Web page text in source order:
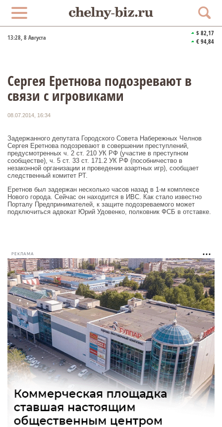
13:28, 8 Августа
$ 82,17
€ 94,84
Сергея Еретнова подозревают в
связи с игровиками
08.07.2014, 16:34
Задержанного депутата Городского Совета Набережных Челнов
Сергея Еретнова подозревают в совершении преступлений,
предусмотренных ч. 2 ст. 210 УК РФ (участие в преступном
сообществе), ч. 5 ст. 33 ст. 171.2 УК РФ (пособничество в
незаконной организации и проведении азартных игр), сообщает
следственный комитет РТ.
Еретнов был задержан несколько часов назад в 1-м комплексе
Нового города. Сейчас он находится в ИВС. Как стало известно
Порталу Предпринимателей, к защите подозреваемого может
подключиться адвокат Юрий Удовенко, полковник ФСБ в отставке.
РЕКЛАМА